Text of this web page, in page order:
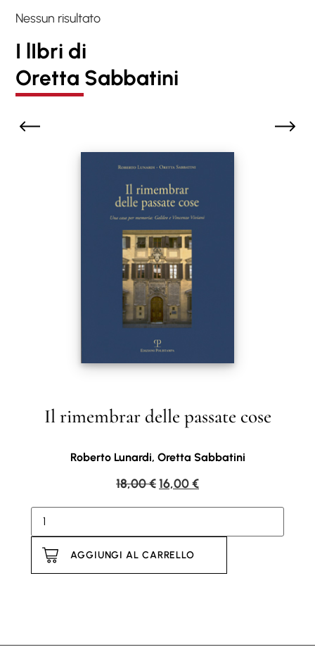
Nessun risultato
I lIbri di
Oretta Sabbatini
Il rimembrar delle passate cose
Roberto Lunardi, Oretta Sabbatini
18,00€16,00€
AGGIUNGI AL CARRELLO